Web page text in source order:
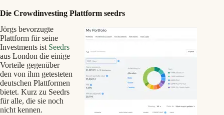
Die Crowdinvesting Plattform seedrs
Jörgs bevorzugte
Plattform für seine
Investments ist Seedrs
aus London die einige
Vorteile gegenüber
den von ihm getesteten
deutschen Plattformen
bietet. Kurz zu Seedrs
für alle, die sie noch
nicht kennen.